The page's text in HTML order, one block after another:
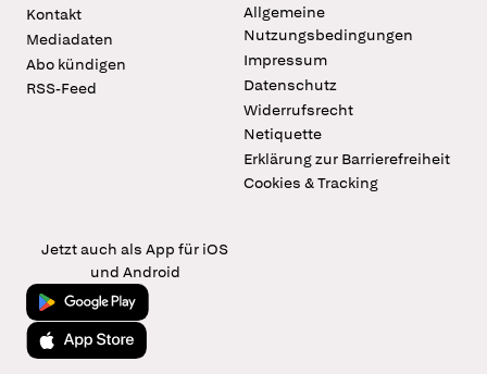
Kontakt
Mediadaten
Abo kündigen
RSS-Feed
Allgemeine
Nutzungsbedingungen
Impressum
Datenschutz
Widerrufsrecht
Netiquette
Erklärung zur Barrierefreiheit
Cookies & Tracking
Jetzt auch als App für iOS
und Android
Jetzt bei Google Play
Laden im App Store